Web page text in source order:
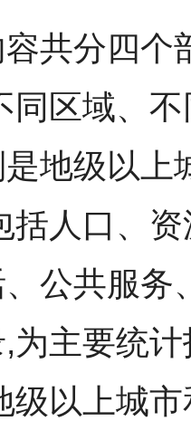
共分四个
同区域、
地级以上
括人口、
、公共服
为主要统
级以上城